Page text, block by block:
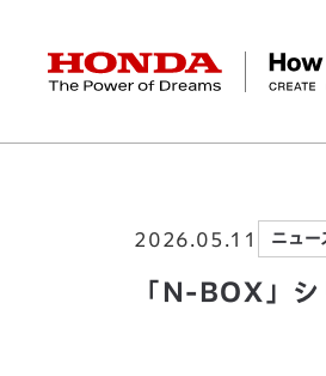
HONDA The Power of
経営方針 会
パワープロダ
デザ
Honda Report
財務・業
2026.05.11 ニュー
「N-BOX」